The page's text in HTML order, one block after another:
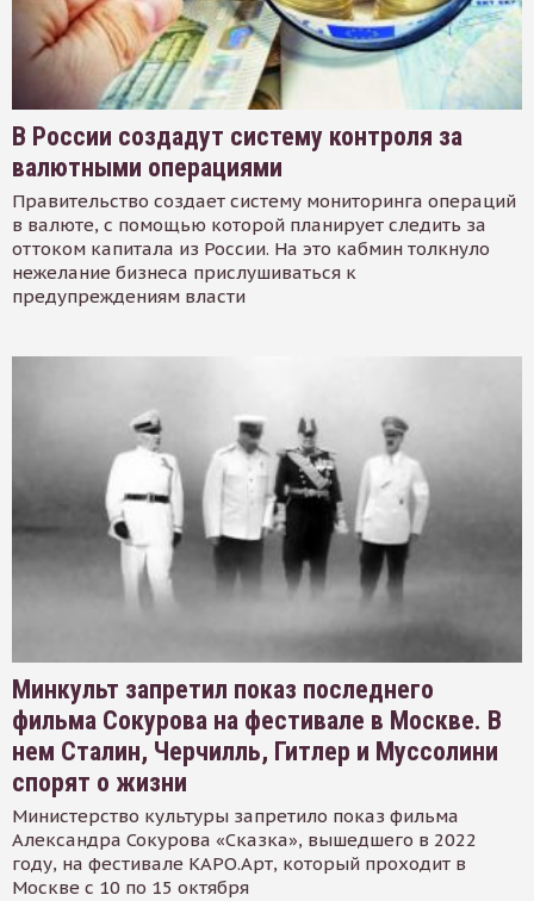
В России создадут систему контроля за
валютными операциями
Правительство создает систему мониторинга операций
в валюте, с помощью которой планирует следить за
оттоком капитала из России. На это кабмин толкнуло
нежелание бизнеса прислушиваться к
предупреждениям власти
Минкульт запретил показ последнего
фильма Сокурова на фестивале в Москве. В
нем Сталин, Черчилль, Гитлер и Муссолини
спорят о жизни
Министерство культуры запретило показ фильма
Александра Сокурова «Сказка», вышедшего в 2022
году, на фестивале КАРО.Арт, который проходит в
Москве с 10 по 15 октября